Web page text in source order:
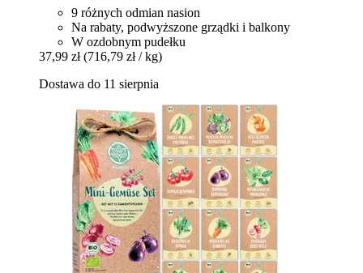
9 różnych odmian nasion
Na rabaty, podwyższone grządki i balkony
W ozdobnym pudełku
37,99 zł (716,79 zł / kg)
Dostawa do 11 sierpnia